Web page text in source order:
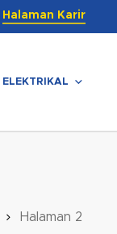
Halaman Karir
ELEKTRIKAL
Halaman 2